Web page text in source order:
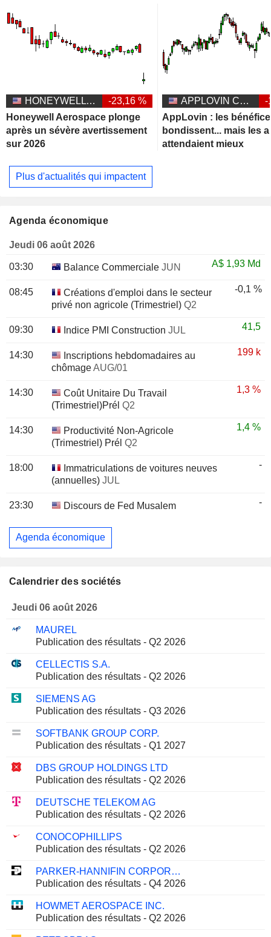
HONEYWELL AEROSPACE INC.
-23,16 %
Honeywell Aerospace plonge
après un sévère avertissement
sur 2026
APPLOVIN CORPORATION
-
AppLovin : les
bondissent... mais les
attendaient mieux
Plus d'actualités qui impactent
Agenda économique
Jeudi 06 août 2026
03:30 Balance Commerciale JUN A$ 1,93 Md
08:45
Créations d'emploi dans le secteur
privé non agricole (Trimestriel) Q2
-0,1 %
09:30 Indice PMI Construction JUL 41,5
14:30
Inscriptions hebdomadaires au
chômageAUG/01
199 k
14:30
Coût Unitaire Du Travail
(Trimestriel)Prél Q2
1,3 %
14:30
Productivité Non-Agricole
(Trimestriel) Prél Q2
1,4 %
18:00
Immatriculations de voitures neuves
(annuelles) JUL
-
23:30 Discours de Fed Musalem -
Agenda économique
Calendrier des sociétés
Jeudi 06 août 2026
MAUREL
Publication des résultats - Q2 2026
CELLECTIS S.A.
Publication des résultats - Q2 2026
SIEMENS AG
Publication des résultats - Q3 2026
SOFTBANK GROUP CORP.
Publication des résultats - Q1 2027
DBS GROUP HOLDINGS LTD
Publication des résultats - Q2 2026
DEUTSCHE TELEKOM AG
Publication des résultats - Q2 2026
CONOCOPHILLIPS
Publication des résultats - Q2 2026
PARKER-HANNIFIN CORPORATION
Publication des résultats - Q4 2026
HOWMET AEROSPACE INC.
Publication des résultats - Q2 2026